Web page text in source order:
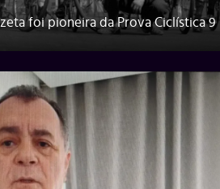
foi pioneira da Prova Ciclística 9